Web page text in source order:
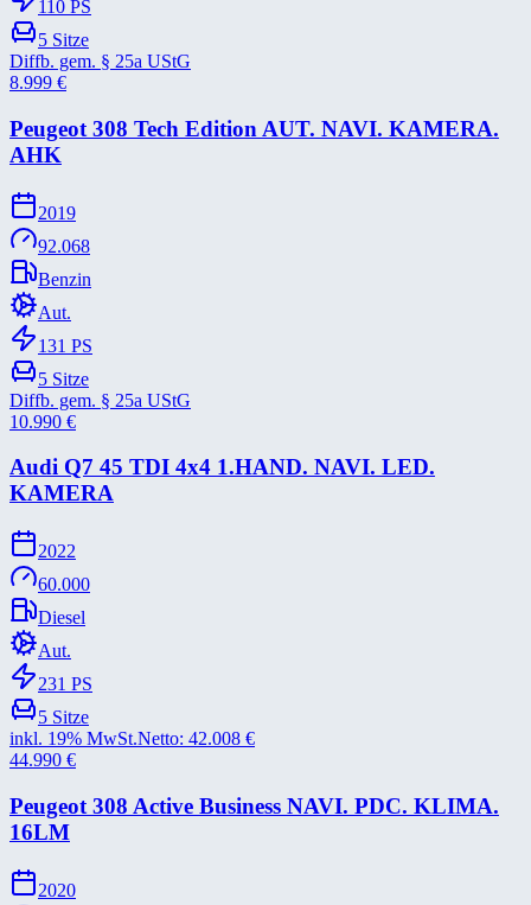
110 PS
5 Sitze
Diffb. gem. § 25a UStG
8.999 €
Peugeot 308 Tech Edition AUT. NAVI. KAMERA.
AHK
2019
92.068
Benzin
Aut.
131 PS
5 Sitze
Diffb. gem. § 25a UStG
10.990 €
Audi Q7 45 TDI 4x4 1.HAND. NAVI. LED.
KAMERA
2022
60.000
Diesel
Aut.
231 PS
5 Sitze
inkl. 19% MwSt.Netto: 42.008 €
44.990 €
Peugeot 308 Active Business NAVI. PDC. KLIMA.
16LM
2020